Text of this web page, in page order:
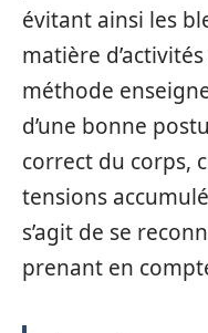
évitant ainsi les
matière
méthode
d’une bonne
correct du corps,
tensions
s’agit de se
prenant en